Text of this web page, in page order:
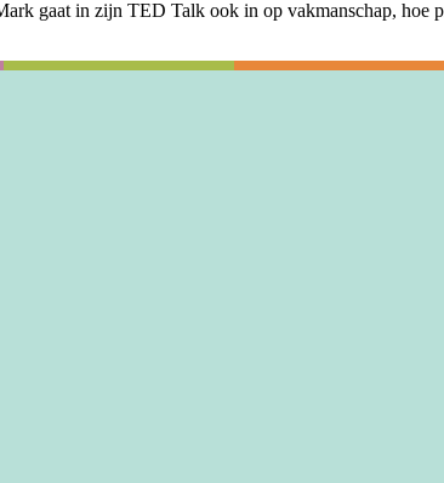
gaat in zijn TED Talk ook in op vakmanschap, hoe